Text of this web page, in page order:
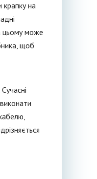
крапку на
цьому може
щоб